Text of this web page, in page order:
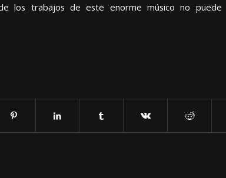
los trabajos de este enorme músico no puede